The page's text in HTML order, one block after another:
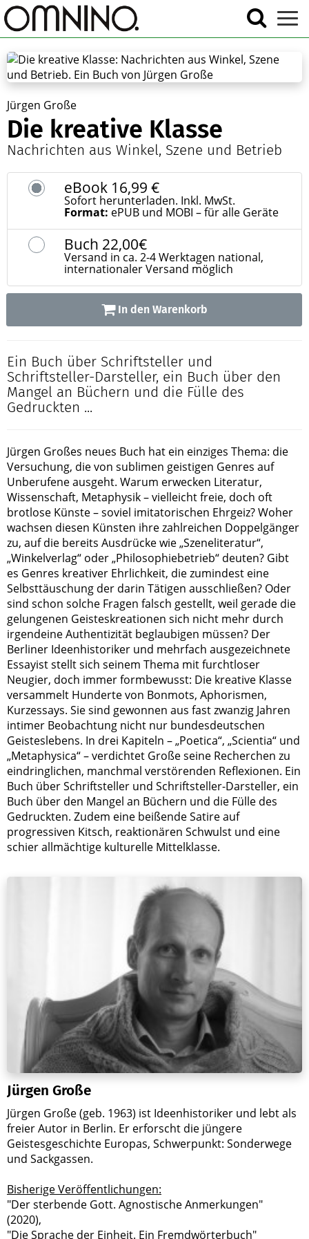
Jürgen Große
Die kreative Klasse
Nachrichten aus Winkel, Szene und Betrieb
eBook 16,99 €
Sofort herunterladen. Inkl. MwSt.
Format: ePUB und MOBI – für alle Geräte
Buch 22,00€
Versand in ca. 2-4 Werktagen national,
internationaler Versand möglich
In den Warenkorb
Ein Buch über Schriftsteller und
Schriftsteller-Darsteller, ein Buch über den
Mangel an Büchern und die Fülle des
Gedruckten ...
Jürgen Großes neues Buch hat ein einziges Thema: die
Versuchung, die von sublimen geistigen Genres auf
Unberufene ausgeht. Warum erwecken Literatur,
Wissenschaft, Metaphysik – vielleicht freie, doch oft
brotlose Künste – soviel imitatorischen Ehrgeiz? Woher
wachsen diesen Künsten ihre zahlreichen Doppelgänger
zu, auf die bereits Ausdrücke wie „Szeneliteratur“,
„Winkelverlag“ oder „Philosophiebetrieb“ deuten? Gibt
es Genres kreativer Ehrlichkeit, die zumindest eine
Selbsttäuschung der darin Tätigen ausschließen? Oder
sind schon solche Fragen falsch gestellt, weil gerade die
gelungenen Geisteskreationen sich nicht mehr durch
irgendeine Authentizität beglaubigen müssen? Der
Berliner Ideenhistoriker und mehrfach ausgezeichnete
Essayist stellt sich seinem Thema mit furchtloser
Neugier, doch immer formbewusst: Die kreative Klasse
versammelt Hunderte von Bonmots, Aphorismen,
Kurzessays. Sie sind gewonnen aus fast zwanzig Jahren
intimer Beobachtung nicht nur bundesdeutschen
Geisteslebens. In drei Kapiteln – „Poetica“, „Scientia“ und
„Metaphysica“ – verdichtet Große seine Recherchen zu
eindringlichen, manchmal verstörenden Reflexionen. Ein
Buch über Schriftsteller und Schriftsteller-Darsteller, ein
Buch über den Mangel an Büchern und die Fülle des
Gedruckten. Zudem eine beißende Satire auf
progressiven Kitsch, reaktionären Schwulst und eine
schier allmächtige kulturelle Mittelklasse.
Jürgen Große
Jürgen Große (geb. 1963) ist Ideenhistoriker und lebt als
freier Autor in Berlin. Er erforscht die jüngere
Geistesgeschichte Europas, Schwerpunkt: Sonderwege
und Sackgassen.
Bisherige Veröffentlichungen:
"Der sterbende Gott. Agnostische Anmerkungen"
(2020),
"Die Sprache der Einheit. Ein Fremdwörterbuch"